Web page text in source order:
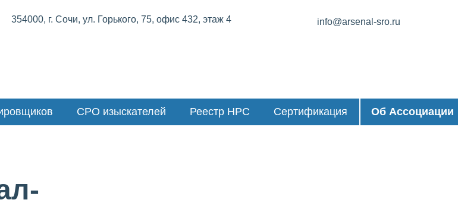
354000, г. Сочи, ул. Горького, 75, офис 432, этаж 4 info@arsenal-sro.ru
СРО изыскателей Реестр НРС Сертификация Об Ассоциации